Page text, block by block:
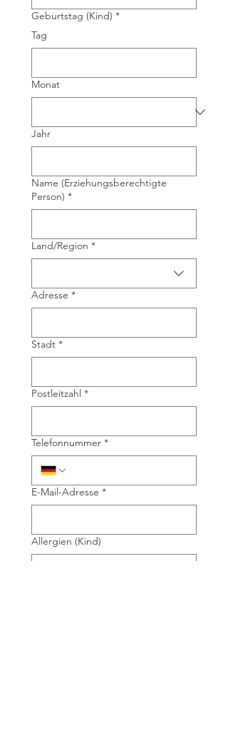
Geburtstag (Kind) *
Tag
Monat
Jahr
Name (Erziehungsberechtigte
Person) *
Mehrzeilige Adresse
Land/Region *
Adresse *
Stadt *
Postleitzahl *
Telefonnummer *
E-Mail-Adresse *
Allergien (Kind)